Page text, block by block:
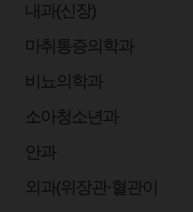
내과(신장)
마취통증의학과
비뇨의학과
소아청소년과
안과
외과(위장관·혈관이